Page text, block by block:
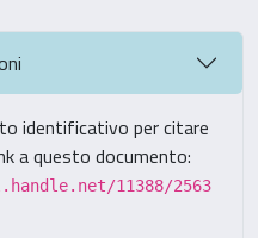
identificativo per citare
a questo documento:
11388/2563